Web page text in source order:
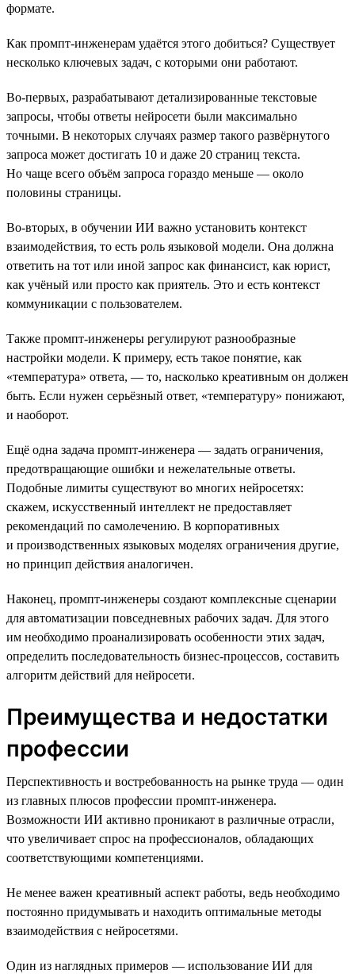
формате.
Как промпт-инженерам удаётся этого добиться? Существует
несколько ключевых задач, с которыми они работают.
Во-первых, разрабатывают детализированные текстовые
запросы, чтобы ответы нейросети были максимально
точными. В некоторых случаях размер такого развёрнутого
запроса может достигать 10 и даже 20 страниц текста.
Но чаще всего объём запроса гораздо меньше — около
половины страницы.
Во-вторых, в обучении ИИ важно установить контекст
взаимодействия, то есть роль языковой модели. Она должна
ответить на тот или иной запрос как финансист, как юрист,
как учёный или просто как приятель. Это и есть контекст
коммуникации с пользователем.
Также промпт-инженеры регулируют разнообразные
настройки модели. К примеру, есть такое понятие, как
«температура» ответа, — то, насколько креативным он должен
быть. Если нужен серьёзный ответ, «температуру» понижают,
и наоборот.
Ещё одна задача промпт-инженера — задать ограничения,
предотвращающие ошибки и нежелательные ответы.
Подобные лимиты существуют во многих нейросетях:
скажем, искусственный интеллект не предоставляет
рекомендаций по самолечению. В корпоративных
и производственных языковых моделях ограничения другие,
но принцип действия аналогичен.
Наконец, промпт-инженеры создают комплексные сценарии
для автоматизации повседневных рабочих задач. Для этого
им необходимо проанализировать особенности этих задач,
определить последовательность бизнес-процессов, составить
алгоритм действий для нейросети.
Преимущества и недостатки
профессии
Перспективность и востребованность на рынке труда — один
из главных плюсов профессии промпт-инженера.
Возможности ИИ активно проникают в различные отрасли,
что увеличивает спрос на профессионалов, обладающих
соответствующими компетенциями.
Не менее важен креативный аспект работы, ведь необходимо
постоянно придумывать и находить оптимальные методы
взаимодействия с нейросетями.
Один из наглядных примеров — использование ИИ для